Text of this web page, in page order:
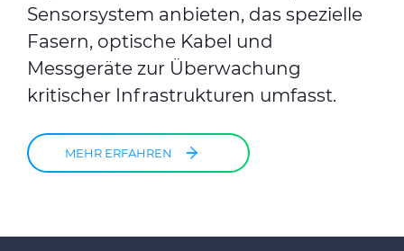
Sensorsystem anbieten, das spezielle
Fasern, optische Kabel und
Messgeräte zur Überwachung
kritischer Infrastrukturen umfasst.
MEHR ERFAHREN